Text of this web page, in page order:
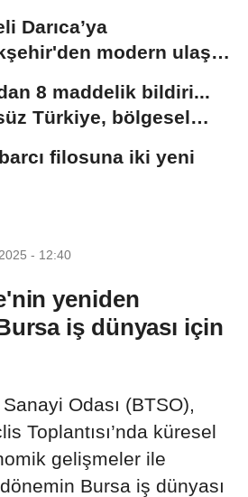
Darıca’ya
modern ulaşım
8 maddelik bildiri...
Türkiye, bölgesel
filosuna iki yeni
- 12:40
yeniden
iş dünyası için
Odası (BTSO),
Toplantısı’nda küresel
gelişmeler ile
Bursa iş dünyası